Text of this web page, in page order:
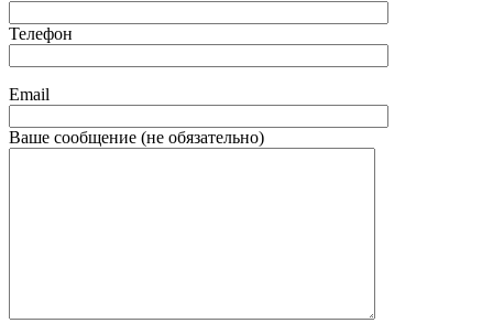
Телефон
Email
Ваше сообщение (не обязательно)